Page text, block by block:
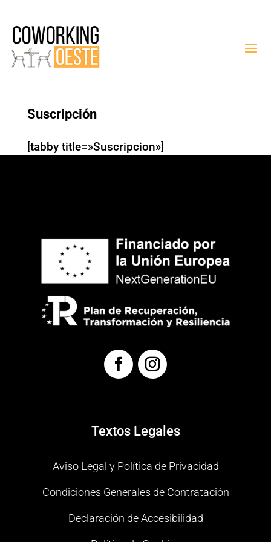
Suscripción
[tabby title=»Suscripcion»]
Textos Legales
Aviso Legal y Política de Privacidad
Condiciones Generales de Contratación
Declaración de Accesibilidad